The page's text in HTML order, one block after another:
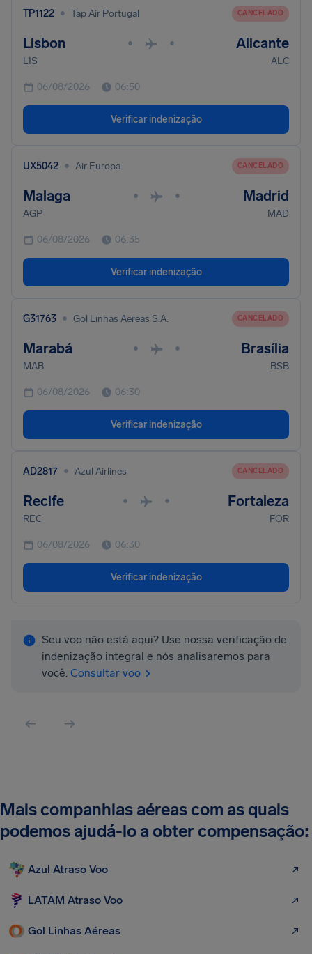
TP1122 • Tap Air Portugal CANCELADO
Lisbon • • Alicante
LIS ALC
06/08/2026 06:50
Verificar indenização
UX5042 • Air Europa CANCELADO
Malaga • • Madrid
AGP MAD
06/08/2026 06:35
Verificar indenização
G31763 • Gol Linhas Aereas S.A. CANCELADO
Marabá • • Brasília
MAB BSB
06/08/2026 06:30
Verificar indenização
AD2817 • Azul Airlines CANCELADO
Recife • • Fortaleza
REC FOR
06/08/2026 06:30
Verificar indenização
Seu voo não está aqui? Use nossa verificação de
indenização integral e nós analisaremos para
você. Consultar voo
Mais companhias aéreas com as quais
podemos ajudá-lo a obter compensação:
Azul Atraso Voo
LATAM Atraso Voo
Gol Linhas Aéreas